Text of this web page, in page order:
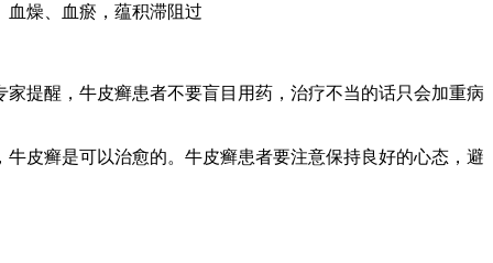
血燥、血瘀，蕴积滞阻过
提醒，牛皮癣患者不要盲目用药，治疗不当的话只会加重病
皮癣是可以治愈的。牛皮癣患者要注意保持良好的心态，避